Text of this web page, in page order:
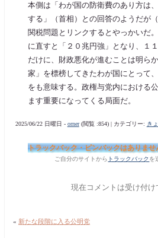
本側は「わが国の防衛費のあり方は
する」（首相）との回答のようだが
関税問題とリンクするとやっかいだ
に直すと「２０兆円強」となり、１
だけに、財政悪化が進むことは明ら
家」を標榜してきたわが国にとって
をも意味する。政権与党内における
ます重要になってくる局面だ。
2025/06/22 日曜日 - orner(閲覧 :854) | カテゴリー: き
トラックバック・ピンバックはありませ
ご自分のサイトから トラックバック を
現在コメントは受け付け
« 新たな段階に入る公明党